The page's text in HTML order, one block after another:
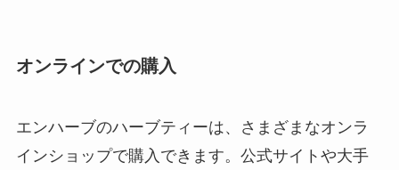
オンラインでの購入
エンハーブのハーブティーは、さまざまなオンラ
インショップで購入できます。公式サイトや大手